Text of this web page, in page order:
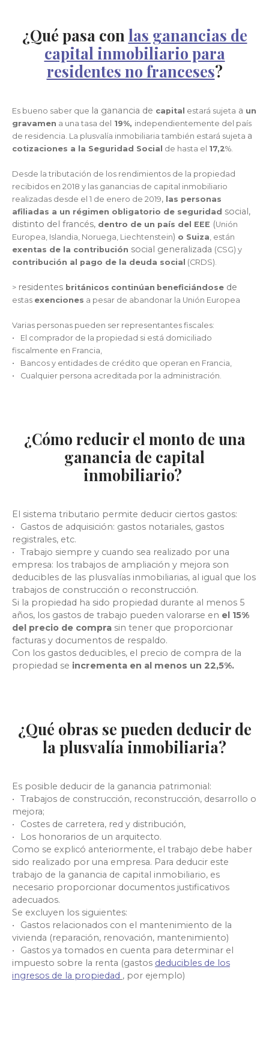
¿Qué pasa con las ganancias de
capital inmobiliario para
residentes no franceses?
Es bueno saber que la ganancia de capital estará sujeta a un
gravamen a una tasa del 19%, independientemente del país
de residencia. La plusvalía inmobiliaria también estará sujeta a
cotizaciones a la Seguridad Social de hasta el 17,2%.
Desde la tributación de los rendimientos de la propiedad
recibidos en 2018 y las ganancias de capital inmobiliario
realizadas desde el 1 de enero de 2019, las personas
afiliadas a un régimen obligatorio de seguridad social,
distinto del francés, dentro de un país del EEE (Unión
Europea, Islandia, Noruega, Liechtenstein) o Suiza, están
exentas de la contribución social generalizada (CSG) y
contribución al pago de la deuda social (CRDS).
> residentes británicos continúan beneficiándose de
estas exenciones a pesar de abandonar la Unión Europea
Varias personas pueden ser representantes fiscales:
El comprador de la propiedad si está domiciliado
fiscalmente en Francia,
Bancos y entidades de crédito que operan en Francia,
Cualquier persona acreditada por la administración.
¿Cómo reducir el monto de una
ganancia de capital
inmobiliario?
El sistema tributario permite deducir ciertos gastos:
Gastos de adquisición: gastos notariales, gastos
registrales, etc.
Trabajo siempre y cuando sea realizado por una
empresa: los trabajos de ampliación y mejora son
deducibles de las plusvalías inmobiliarias, al igual que los
trabajos de construcción o reconstrucción.
Si la propiedad ha sido propiedad durante al menos 5
años, los gastos de trabajo pueden valorarse en el 15%
del precio de compra sin tener que proporcionar
facturas y documentos de respaldo.
Con los gastos deducibles, el precio de compra de la
propiedad se incrementa en al menos un 22,5%.
¿Qué obras se pueden deducir de
la plusvalía inmobiliaria?
Es posible deducir de la ganancia patrimonial:
Trabajos de construcción, reconstrucción, desarrollo o
mejora;
Costes de carretera, red y distribución,
Los honorarios de un arquitecto.
Como se explicó anteriormente, el trabajo debe haber
sido realizado por una empresa. Para deducir este
trabajo de la ganancia de capital inmobiliario, es
necesario proporcionar documentos justificativos
adecuados.
Se excluyen los siguientes:
Gastos relacionados con el mantenimiento de la
vivienda (reparación, renovación, mantenimiento)
Gastos ya tomados en cuenta para determinar el
impuesto sobre la renta (gastos deducibles de los
ingresos de la propiedad , por ejemplo)